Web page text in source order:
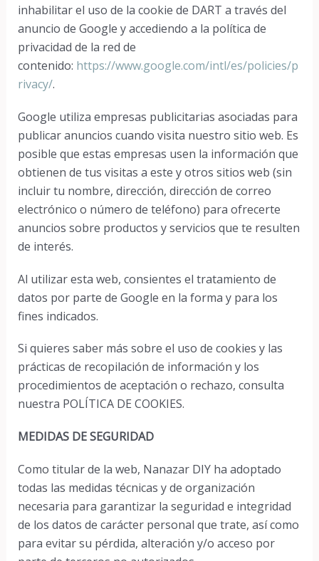
inhabilitar el uso de la cookie de DART a través del
anuncio de Google y accediendo a la política de
privacidad de la red de
contenido: https://www.google.com/intl/es/policies/p
rivacy/.
Google utiliza empresas publicitarias asociadas para
publicar anuncios cuando visita nuestro sitio web. Es
posible que estas empresas usen la información que
obtienen de tus visitas a este y otros sitios web (sin
incluir tu nombre, dirección, dirección de correo
electrónico o número de teléfono) para ofrecerte
anuncios sobre productos y servicios que te resulten
de interés.
Al utilizar esta web, consientes el tratamiento de
datos por parte de Google en la forma y para los
fines indicados.
Si quieres saber más sobre el uso de cookies y las
prácticas de recopilación de información y los
procedimientos de aceptación o rechazo, consulta
nuestra POLÍTICA DE COOKIES.
MEDIDAS DE SEGURIDAD
Como titular de la web, Nanazar DIY ha adoptado
todas las medidas técnicas y de organización
necesaria para garantizar la seguridad e integridad
de los datos de carácter personal que trate, así como
para evitar su pérdida, alteración y/o acceso por